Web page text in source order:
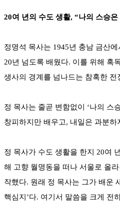
20여 년의 수도 생활, “나의 스승은
정명석 목사는 1945년 충남 금산
20년 넘도록 배웠다. 이를 위해 혹
생사의 경계를 넘나드는 참혹한
정 목사는 줄곧 변함없이 ‘나의 스
창피하지만 배우고, 내일은 과분
정 목사가 수도 생활을 한지 20여
해 고향 월명동을 떠나 서울로 올
작했다. 원래 정 목사는 그가 배운
핵심지’다. 여기서 말씀을 크게 전